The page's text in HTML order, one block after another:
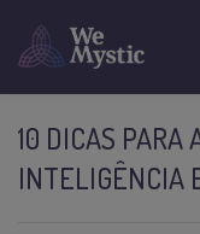
10 DICAS PARA
INTELIGÊNCIA